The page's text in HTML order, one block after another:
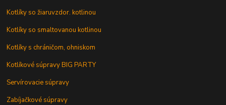
Kotlíky so žiaruvzdor. kotlinou
Kotlíky so smaltovanou kotlinou
Kotlíky s chráničom, ohniskom
Kotlíkové súpravy BIG PARTY
Servírovacie súpravy
Zabíjačkové súpravy